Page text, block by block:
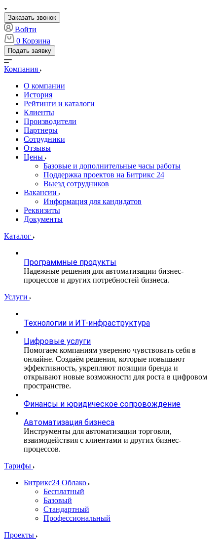
Заказать звонок
Войти
0 Корзина
Подать заявку
Компания
О компании
История
Рейтинги и каталоги
Клиенты
Производители
Партнеры
Сотрудники
Отзывы
Цены
Базовые и дополнительные часы работы
Поддержка проектов на Битрикс 24
Выезд сотрудников
Вакансии
Информация для кандидатов
Реквизиты
Документы
Каталог
Программные продукты
Надежные решения для автоматизации бизнес-
процессов и других потребностей бизнеса.
Услуги
Технологии и ИТ-инфраструктура
Цифровые услуги
Помогаем компаниям уверенно чувствовать себя в
онлайне. Создаём решения, которые повышают
эффективность, укрепляют позиции бренда и
открывают новые возможности для роста в цифровом
пространстве.
Финансы и юридическое сопровождение
Автоматизация бизнеса
Инструменты для автоматизации торговли,
взаимодействия с клиентами и других бизнес-
процессов.
Тарифы
Битрикс24 Облако
Бесплатный
Базовый
Стандартный
Профессиональный
Проекты